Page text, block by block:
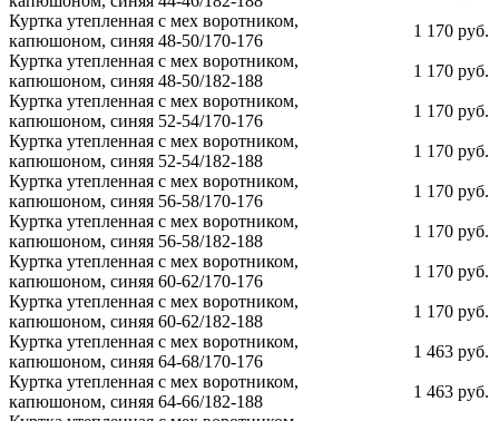
Куртка утепленная с мех воротником,
капюшоном, синяя 48-50/170-176
1 170 руб.
Куртка утепленная с мех воротником,
капюшоном, синяя 48-50/182-188
1 170 руб.
Куртка утепленная с мех воротником,
капюшоном, синяя 52-54/170-176
1 170 руб.
Куртка утепленная с мех воротником,
капюшоном, синяя 52-54/182-188
1 170 руб.
Куртка утепленная с мех воротником,
капюшоном, синяя 56-58/170-176
1 170 руб.
Куртка утепленная с мех воротником,
капюшоном, синяя 56-58/182-188
1 170 руб.
Куртка утепленная с мех воротником,
капюшоном, синяя 60-62/170-176
1 170 руб.
Куртка утепленная с мех воротником,
капюшоном, синяя 60-62/182-188
1 170 руб.
Куртка утепленная с мех воротником,
капюшоном, синяя 64-68/170-176
1 463 руб.
Куртка утепленная с мех воротником,
капюшоном, синяя 64-66/182-188
1 463 руб.